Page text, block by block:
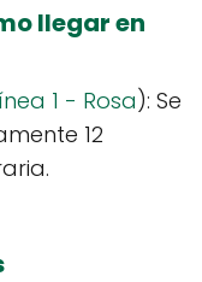
llegar en
1 - Rosa): Se
12